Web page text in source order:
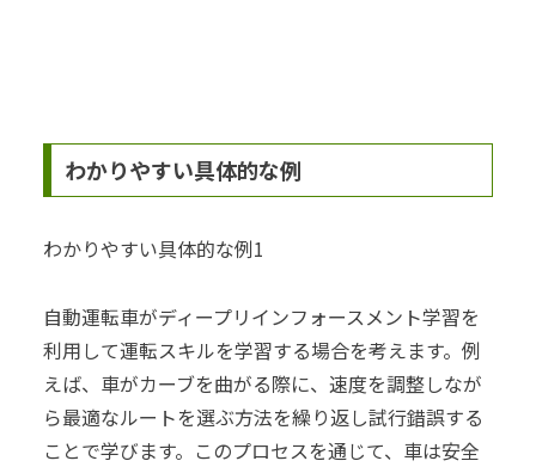
わかりやすい具体的な例
わかりやすい具体的な例1
自動運転車がディープリインフォースメント学習を
利用して運転スキルを学習する場合を考えます。例
えば、車がカーブを曲がる際に、速度を調整しなが
ら最適なルートを選ぶ方法を繰り返し試行錯誤する
ことで学びます。このプロセスを通じて、車は安全